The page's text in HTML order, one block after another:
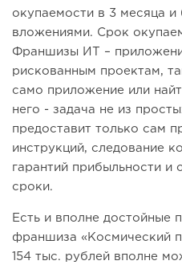
окупаемости в 3 месяца и
вложениями. Срок
Франшизы ИТ –
рискованным проектам,
само приложение или
него - задача не из
предоставит только сам
инструкций, следование
гарантий прибыльности и
сроки.
Есть и вполне достойные
франшиза «Космический
154 тыс. рублей вполне